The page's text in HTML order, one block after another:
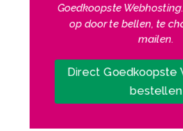
Goedkoopste
op door te bellen, te
mailen.
Direct Goedkoopste
bestellen